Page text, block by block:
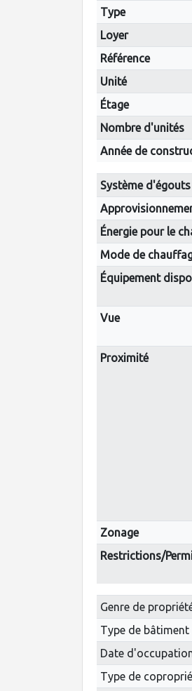
Type
Loyer
Référence
Unité
Étage
Nombre d'unités
Année de
Système d'égouts
Énergie pour le
Mode de
Équipement
Vue
Proximité
Zonage
Restrictions/
Genre de
Type de bâtiment
Date
Type de